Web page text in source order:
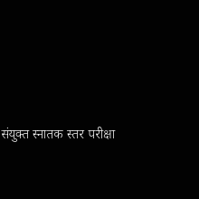
संयुक्त स्नातक स्तर परीक्षा